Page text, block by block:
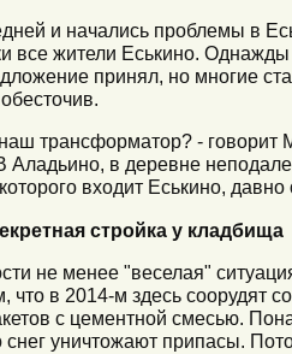
и начались проблемы в
все жители Еськино.
принял, но многие
трансформатор? -
Аладьино, в деревне
входит Еськино,
стройка у кладбища
не менее "веселая"
что в 2014-м здесь соорудят
с цементной смесью.
снег уничтожают припасы.